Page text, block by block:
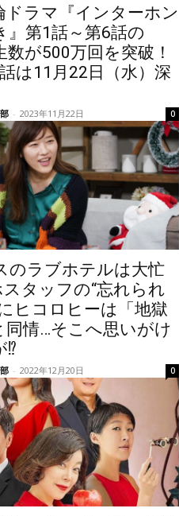
ドラマ『インターホン
』第1話～第6話の
数が500万回を突破！
は11月22日（水）深
- 2023年11月22日 0
のラブホテルは大忙
スタッフの“忘れられ
ヒコロヒーは「地獄
同情…そこへ思いがけ
⁉
- 2022年12月20日 0